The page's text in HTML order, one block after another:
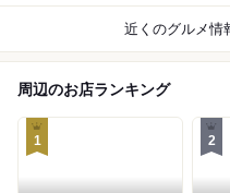
近くのグルメ情
周辺のお店ランキング
1 2